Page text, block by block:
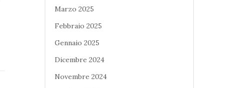
Marzo 2025
Febbraio 2025
Gennaio 2025
Dicembre 2024
Novembre 2024